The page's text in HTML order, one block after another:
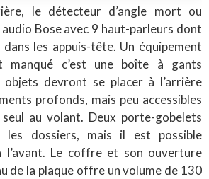
le détecteur d’angle mort ou
Bose avec 9 haut-parleurs dont
les appuis-tête. Un équipement
manqué c’est une boîte à gants
devront se placer à l’arrière
profonds, mais peu accessibles
au volant. Deux porte-gobelets
dossiers, mais il est possible
l’avant. Le coffre et son ouverture
de la plaque offre un volume de 130